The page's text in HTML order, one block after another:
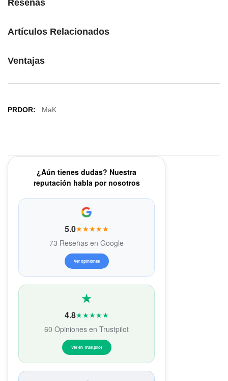
Reseñas
Artículos Relacionados
Ventajas
Más
MaK
¿Aún tienes dudas? Nuestra
reputación habla por nosotros
5.0★★★★★
73 Reseñas en Google
Ver opiniones
4.8★★★★★
60 Opiniones en Trustpilot
Ver en Trustpilot